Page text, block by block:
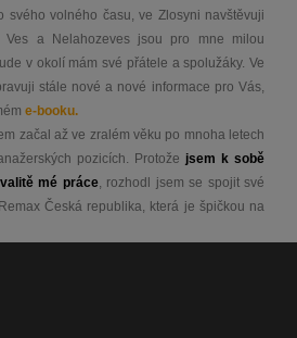
svého volného času, ve Zlosyni navštěvuji
a Nelahozeves jsou pro mne milou
v okolí mám své přátele a spolužáky. Ve
stále nové a nové informace pro Vás,
e-booku.
začal až ve zralém věku po mnoha letech
pozicích. Protože jsem k sobě
mé práce, rozhodl jsem se spojit své
Česká republika, která je špičkou na